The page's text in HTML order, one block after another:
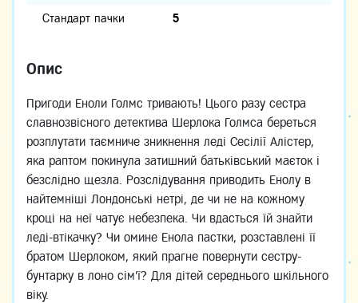
Стандарт пачки 5
Опис
Пригоди Еноли Голмс тривають! Цього разу сестра
славнозвісного детектива Шерлока Голмса береться
розплутати таємниче зникнення леді Сесілії Алістер,
яка раптом покинула затишний батьківський маєток і
безслідно щезла. Розслідування приводить Енолу в
найтемніші Лондонські нетрі, де чи не на кожному
кроці на неї чатує небезпека. Чи вдасться їй знайти
леді-втікачку? Чи омине Енола пастки, розставлені її
братом Шерлоком, який прагне повернути сестру-
бунтарку в лоно сім’ї? Для дітей середнього шкільного
віку.